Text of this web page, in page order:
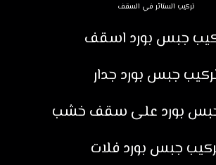
تركيب الستائر في السقف
جبس بورد اسقف
جبس بورد جدار
بورد على سقف خشب
جبس بورد فلات